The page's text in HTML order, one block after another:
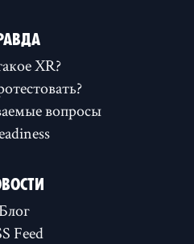
XR?
вопросы
Feed